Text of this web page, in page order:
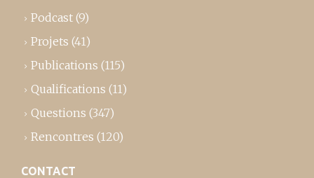
Podcast (9)
Projets (41)
Publications (115)
Qualifications (11)
Questions (347)
Rencontres (120)
CONTACT